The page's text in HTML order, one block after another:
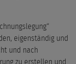
eigenständig und
und nach
zu erstellen und